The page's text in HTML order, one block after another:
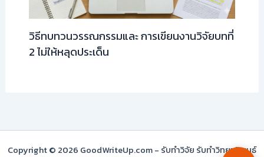
วิธีทบทวนวรรณกรรมและ การเขียนงานวิจัยบทที่
2 ไม่ให้หลุดประเด็น
Copyright © 2026 GoodWriteUp.com - รับทำวิจัย รับทำวิทยานิพนธ์